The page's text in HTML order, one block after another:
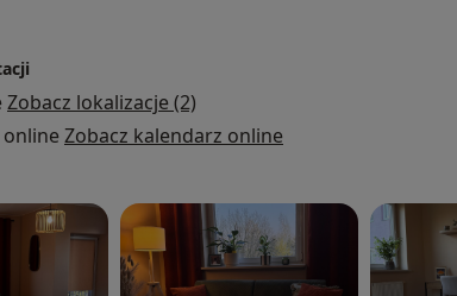
Zobacz lokalizacje (2)
Zobacz kalendarz online